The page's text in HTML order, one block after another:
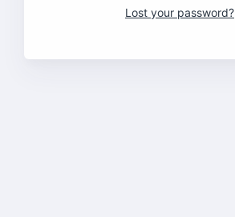
Lost your password?